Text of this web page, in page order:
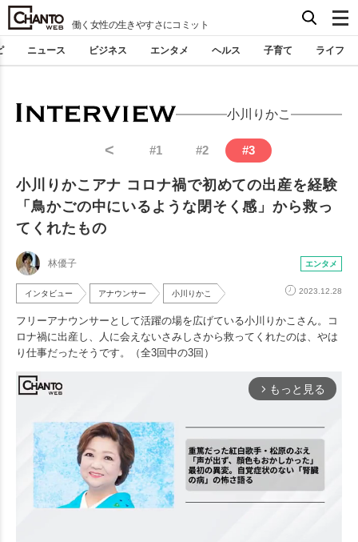
働く女性の生きやすさにコミット
ニュース ビジネス エンタメ ヘルス 子育て ライフ
小川りかこ
< #1 #2 #3
小川りかこアナ コロナ禍で初めての出産を経験
「鳥かごの中にいるような閉そく感」から救っ
てくれたもの
林優子 エンタメ
インタビュー アナウンサー 小川りかこ 2023.12.28
フリーアナウンサーとして活躍の場を広げている小川りかこさん。コ
ロナ禍に出産し、人に会えないさみしさから救ってくれたのは、やは
り仕事だったそうです。（全3回中の3回）
arrow_forward_ios もっと見る